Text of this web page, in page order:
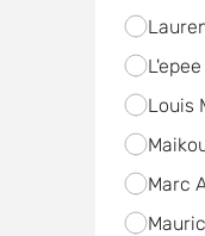
L'epee
Louis
Marc